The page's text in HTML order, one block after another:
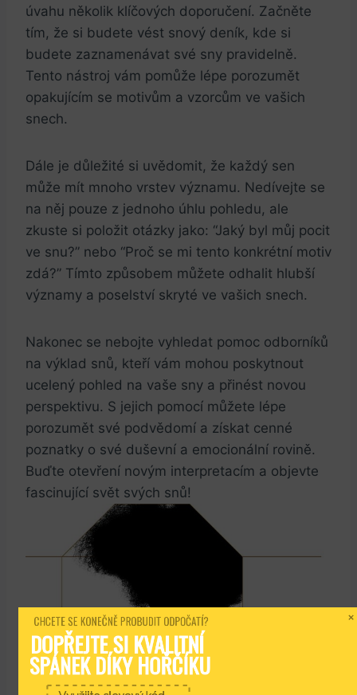
úvahu ⁢několik klíčových doporučení. Začněte
tím,​ že si ‌budete⁢ vést snový deník, kde si⁤
budete zaznamenávat ​své sny pravidelně. ​
Tento nástroj vám ‌pomůže lépe porozumět
opakujícím se motivům a vzorcům ve vašich
snech.
Dále je důležité si uvědomit, že​ každý sen‌
může⁢ mít mnoho‍ vrstev významu. Nedívejte se
na něj pouze z jednoho úhlu pohledu, ale
zkuste si ​položit otázky jako: “Jaký byl můj pocit
ve ⁣snu?” nebo “Proč ⁤se‍ mi tento​ konkrétní motiv
zdá?” ⁣Tímto ‍způsobem můžete odhalit hlubší⁤
významy ⁤a poselství skryté ve‌ vašich snech.
Nakonec se nebojte vyhledat pomoc odborníků
na ‍výklad snů, kteří⁣ vám ​mohou poskytnout
ucelený pohled ⁢na vaše ⁤sny a přinést novou
perspektivu. S⁣ jejich pomocí můžete lépe​
porozumět své podvědomí a získat cenné⁣
poznatky o své duševní a emocionální rovině.
Buďte⁣ otevření ‍novým interpretacím a objevte
fascinující svět svých snů!
CHCETE SE KONEČNĚ PROBUDIT ODPOČATÍ?
DOPŘEJTE SI KVALITNÍ
SPÁNEK DÍKY HOŘČÍKU